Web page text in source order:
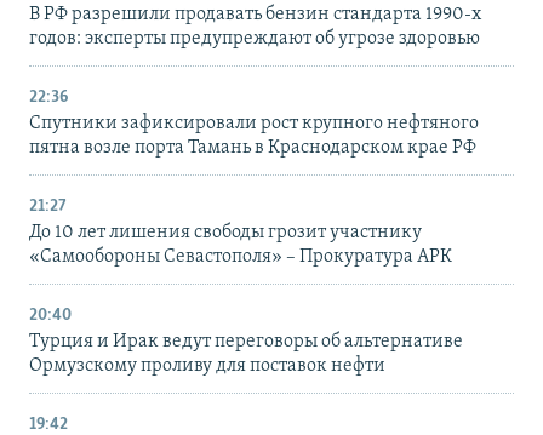
В РФ разрешили продавать бензин стандарта 1990-х
годов: эксперты предупреждают об угрозе здоровью
22:36
Спутники зафиксировали рост крупного нефтяного
пятна возле порта Тамань в Краснодарском крае РФ
21:27
До 10 лет лишения свободы грозит участнику
«Самообороны Севастополя» – Прокуратура АРК
20:40
Турция и Ирак ведут переговоры об альтернативе
Ормузскому проливу для поставок нефти
19:42